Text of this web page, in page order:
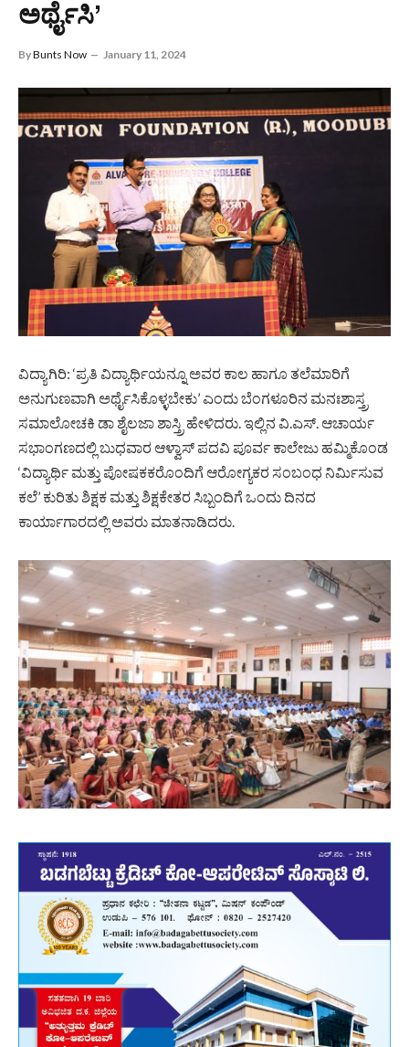
ಅರ್ಥೈಸಿ’
ByBunts Now January 11, 2024
ವಿದ್ಯಾಗಿರಿ: ‘ಪ್ರತಿ ವಿದ್ಯಾರ್ಥಿಯನ್ನೂ ಅವರ ಕಾಲ ಹಾಗೂ ತಲೆಮಾರಿಗೆ
ಅನುಗುಣವಾಗಿ ಅರ್ಥೈಸಿಕೊಳ್ಳಬೇಕು’ ಎಂದು ಬೆಂಗಳೂರಿನ ಮನಃಶಾಸ್ತ್ರ
ಸಮಾಲೋಚಕಿ ಡಾ ಶೈಲಜಾ ಶಾಸ್ತ್ರಿ ಹೇಳಿದರು. ಇಲ್ಲಿನ ವಿ.ಎಸ್. ಆಚಾರ್ಯ
ಸಭಾಂಗಣದಲ್ಲಿ ಬುಧವಾರ ಆಳ್ವಾಸ್ ಪದವಿ ಪೂರ್ವ ಕಾಲೇಜು ಹಮ್ಮಿಕೊಂಡ
‘ವಿದ್ಯಾರ್ಥಿ ಮತ್ತು ಪೋಷಕಕರೊಂದಿಗೆ ಆರೋಗ್ಯಕರ ಸಂಬಂಧ ನಿರ್ಮಿಸುವ
ಕಲೆ’ ಕುರಿತು ಶಿಕ್ಷಕ ಮತ್ತು ಶಿಕ್ಷಕೇತರ ಸಿಬ್ಬಂದಿಗೆ ಒಂದು ದಿನದ
ಕಾರ್ಯಾಗಾರದಲ್ಲಿ ಅವರು ಮಾತನಾಡಿದರು.